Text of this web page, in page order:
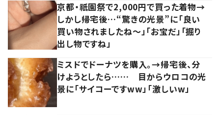
京都・祇園祭で2,000円で買った着物→
しかし帰宅後…“驚きの光景”に「良い
買い物されましたね～」「お宝だ」「掘り
出し物ですね」
ミスドでドーナツを購入。→帰宅後、分
けようとしたら…… 目からウロコの光
景に「サイコーですww」「激しいw」